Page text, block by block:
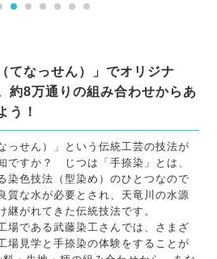
3 4 5 6 7 8
てなっせん）」でオリジナ
約8万通りの組み合わせからあ
う！
っせん）」という伝統工芸の技法が
ですか？ じつは「手捺染」とは、
染色技法（型染め）のひとつなので
質な水が必要とされ、天竜川の水源
継がれてきた伝統技法です。
場である武藤染工さんでは、さまざ
場見学と手捺染の体験をすることが